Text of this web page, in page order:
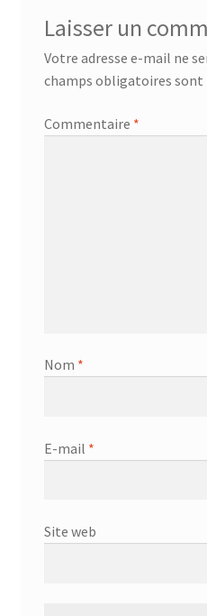
Laisser un
Votre adresse e-mail ne
champs obligatoires sont
Commentaire *
Nom *
E-mail *
Site web